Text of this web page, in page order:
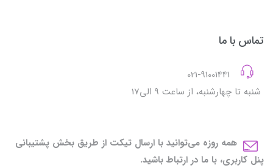
تماس با ما
شنبه تا چهارشنبه، از ساعت 9 الی17
همه روزه می‌توانید با ارسال تیکت از طریق بخش پشتیبانی
پنل کاربری، با ما در ارتباط باشید.